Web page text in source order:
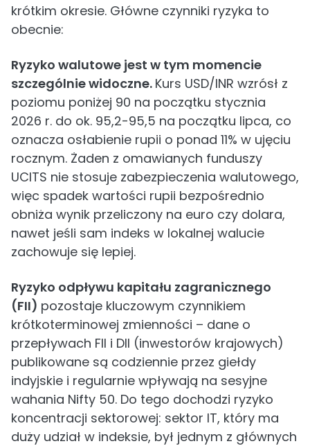
krótkim okresie. Główne czynniki ryzyka to
obecnie:
Ryzyko walutowe jest w tym momencie
szczególnie widoczne. Kurs USD/INR wzrósł z
poziomu poniżej 90 na początku stycznia
2026 r. do ok. 95,2-95,5 na początku lipca, co
oznacza osłabienie rupii o ponad 11% w ujęciu
rocznym. Żaden z omawianych funduszy
UCITS nie stosuje zabezpieczenia walutowego,
więc spadek wartości rupii bezpośrednio
obniża wynik przeliczony na euro czy dolara,
nawet jeśli sam indeks w lokalnej walucie
zachowuje się lepiej.
Ryzyko odpływu kapitału zagranicznego
(FII) pozostaje kluczowym czynnikiem
krótkoterminowej zmienności – dane o
przepływach FII i DII (inwestorów krajowych)
publikowane są codziennie przez giełdy
indyjskie i regularnie wpływają na sesyjne
wahania Nifty 50. Do tego dochodzi ryzyko
koncentracji sektorowej: sektor IT, który ma
duży udział w indeksie, był jednym z głównych